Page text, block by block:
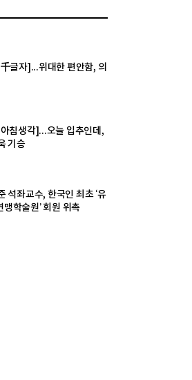
글자]...위대한 편안함, 의
침생각]...오늘 입추인데,
기승
석좌교수, 한국인 최초 ‘유
맹학술원’ 회원 위촉